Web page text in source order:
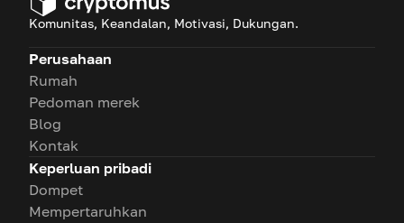
Komunitas, Keandalan, Motivasi, Dukungan.
Perusahaan
Rumah
Pedoman merek
Blog
Kontak
Keperluan pribadi
Dompet
Mempertaruhkan